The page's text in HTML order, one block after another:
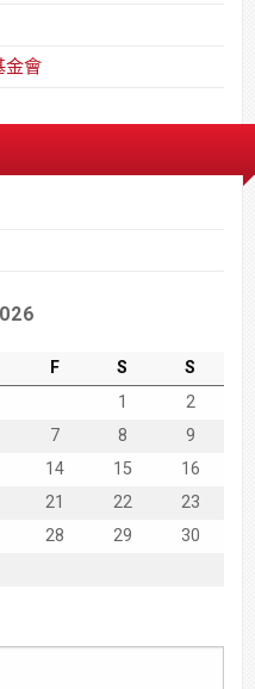
金會
F S
S
1
2
7 8
9
14 15
16
21 22
23
28 29
30